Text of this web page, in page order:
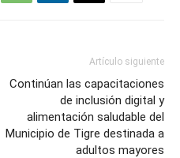
Artículo siguiente
Continúan las capacitaciones
de inclusión digital y
alimentación saludable del
Municipio de Tigre destinada a
adultos mayores